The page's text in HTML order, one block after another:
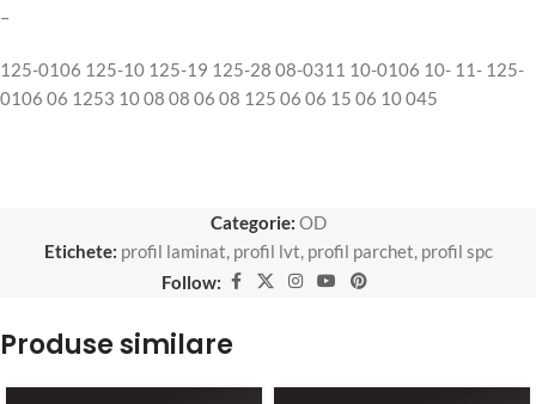
–
125-0106 125-10 125-19 125-28 08-0311 10-0106 10- 11- 125-
0106 06 1253 10 08 08 06 08 125 06 06 15 06 10 045
Categorie: OD
Etichete: profil laminat, profil lvt, profil parchet, profil spc
Follow:
Produse similare